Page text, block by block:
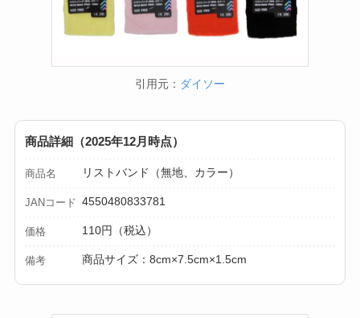
引用元： ダイソー
商品詳細（2025年12月時点）
商品名 リストバンド（無地、カラー）
JANコード 4550480833781
価格 110円（税込）
備考 商品サイズ：8cm×7.5cm×1.5cm